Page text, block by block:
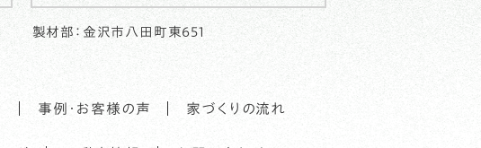
製材部：金沢市八田町東651
事例・お客様の声 家づくりの流れ